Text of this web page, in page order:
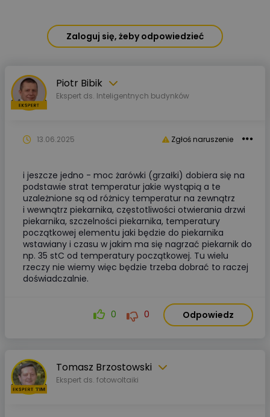
Zaloguj się, żeby odpowiedzieć
Piotr Bibik
Ekspert ds. Inteligentnych budynków
Zgłoś naruszenie
13.06.2025
i jeszcze jedno - moc żarówki (grzałki) dobiera się na
podstawie strat temperatur jakie wystąpią a te
uzależnione są od różnicy temperatur na zewnątrz
i wewnątrz piekarnika, częstotliwości otwierania drzwi
piekarnika, szczelności piekarnika, temperatury
początkowej elementu jaki będzie do piekarnika
wstawiany i czasu w jakim ma się nagrzać piekarnik do
np. 35 stC od temperatury początkowej. Tu wielu
rzeczy nie wiemy więc będzie trzeba dobrać to raczej
doświadczalnie.
0 0 Odpowiedz
Tomasz Brzostowski
Ekspert ds. fotowoltaiki